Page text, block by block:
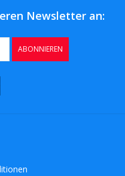
Newsletter an:
ABONNIEREN